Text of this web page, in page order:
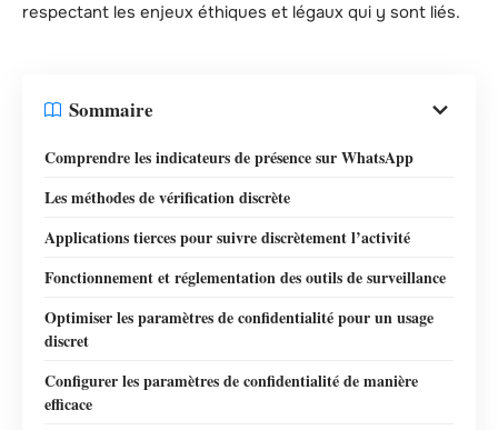
respectant les enjeux éthiques et légaux qui y sont liés.
Sommaire
Comprendre les indicateurs de présence sur WhatsApp
Les méthodes de vérification discrète
Applications tierces pour suivre discrètement l’activité
Fonctionnement et réglementation des outils de surveillance
Optimiser les paramètres de confidentialité pour un usage
discret
Configurer les paramètres de confidentialité de manière
efficace